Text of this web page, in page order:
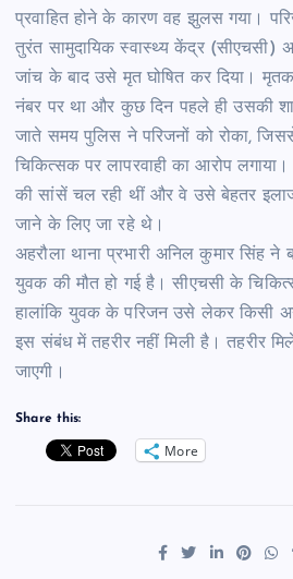
प्रवाहित होने के कारण वह झुलस गया।
तुरंत सामुदायिक स्वास्थ्य केंद्र (सीएचसी)
जांच के बाद उसे मृत घोषित कर दिया।
नंबर पर था और कुछ दिन पहले ही उसकी
जाते समय पुलिस ने परिजनों को रोका,
चिकित्सक पर लापरवाही का आरोप
की सांसें चल रही थीं और वे उसे बेहतर
जाने के लिए जा रहे थे।
अहरौला थाना प्रभारी अनिल कुमार सिंह
युवक की मौत हो गई है। सीएचसी के
हालांकि युवक के परिजन उसे लेकर किसी
इस संबंध में तहरीर नहीं मिली है। तहरीर
जाएगी।
Share this:
More